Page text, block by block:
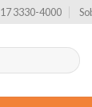
17 3330-4000